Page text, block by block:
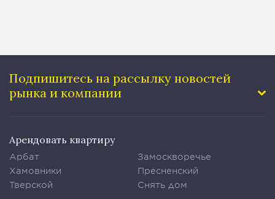
Подпишитесь на рассылку новостей
рынка и компании
Арендовать квартиру
Арбат
Хамовники
Тверской
Замоскворечье
Пресненский
Снять дом